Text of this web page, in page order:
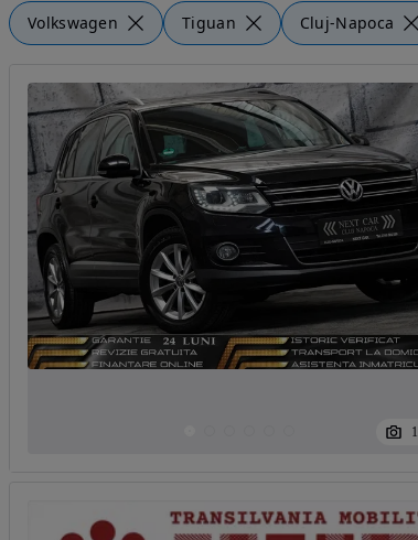
Volkswagen Tiguan Cluj-Napoca
1